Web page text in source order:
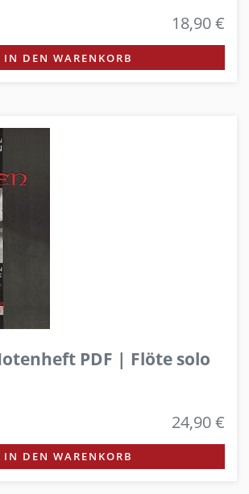
18,90 €
IN DEN WARENKORB
PDF | Flöte solo
24,90 €
IN DEN WARENKORB